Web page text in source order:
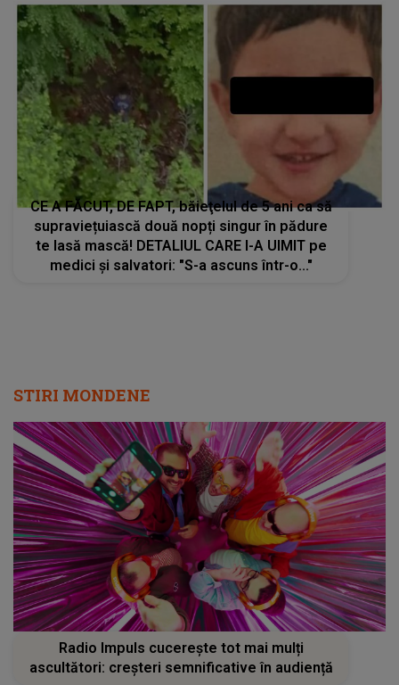
CE A FĂCUT, DE FAPT, băieţelul de 5 ani ca să
supraviețuiască două nopți singur în pădure
te lasă mască! DETALIUL CARE I-A UIMIT pe
medici și salvatori: "S-a ascuns într-o..."
STIRI MONDENE
Radio Impuls cucerește tot mai mulți
ascultători: creșteri semnificative în audiență